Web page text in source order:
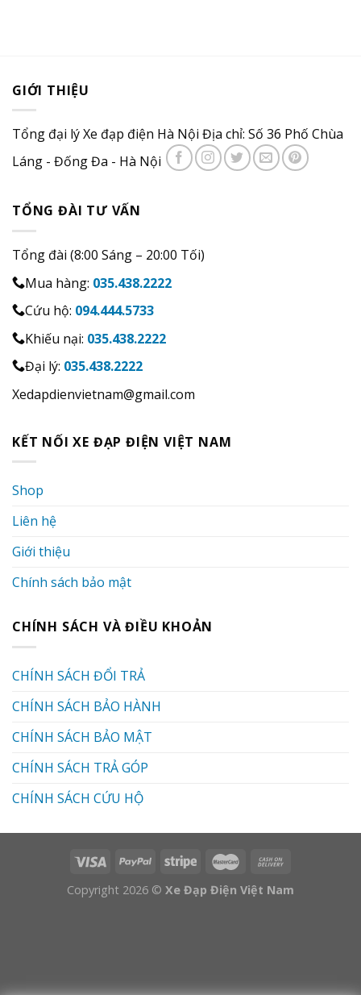
GIỚI THIỆU
Tổng đại lý Xe đạp điện Hà Nội Địa chỉ: Số 36 Phố Chùa
Láng - Đống Đa - Hà Nội
TỔNG ĐÀI TƯ VẤN
Tổng đài (8:00 Sáng – 20:00 Tối)
Mua hàng: 035.438.2222
Cứu hộ: 094.444.5733
Khiếu nại: 035.438.2222
Đại lý: 035.438.2222
Xedapdienvietnam@gmail.com
KẾT NỐI XE ĐẠP ĐIỆN VIỆT NAM
Shop
Liên hệ
Giới thiệu
Chính sách bảo mật
CHÍNH SÁCH VÀ ĐIỀU KHOẢN
CHÍNH SÁCH ĐỔI TRẢ
CHÍNH SÁCH BẢO HÀNH
CHÍNH SÁCH BẢO MẬT
CHÍNH SÁCH TRẢ GÓP
CHÍNH SÁCH CỨU HỘ
Copyright 2026 © Xe Đạp Điện Việt Nam